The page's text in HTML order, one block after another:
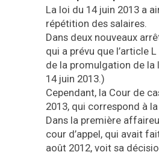
La loi du 14 juin 2013 a
répétition des salaires.
Dans deux nouveaux
qui a prévu que l’article
de la promulgation de la
14 juin 2013.)
Cependant, la Cour de
2013, qui correspond à
Dans la première
cour d’appel, qui avait
août 2012, voit sa